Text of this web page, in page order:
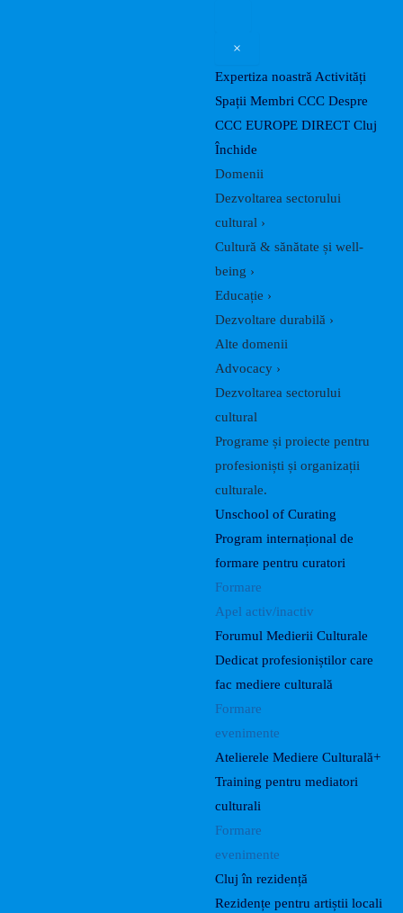
×
Expertiza noastră Activități
Spații Membri CCC Despre
CCC EUROPE DIRECT Cluj
Închide
Domenii
Dezvoltarea sectorului
cultural ›
Cultură & sănătate și well-
being ›
Educație ›
Dezvoltare durabilă ›
Alte domenii
Advocacy ›
Dezvoltarea sectorului
cultural
Programe și proiecte pentru
profesioniști și organizații
culturale.
Unschool of Curating
Program internațional de
formare pentru curatori
Formare
Apel activ/inactiv
Forumul Medierii Culturale
Dedicat profesioniștilor care
fac mediere culturală
Formare
evenimente
Atelierele Mediere Culturală+
Training pentru mediatori
culturali
Formare
evenimente
Cluj în rezidență
Rezidențe pentru artiștii locali